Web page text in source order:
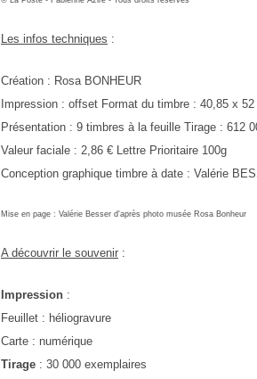
Les infos techniques :
Création : Rosa BONHEUR
Impression : offset Format du timbre : 40,85 x 52
Présentation : 9 timbres à la feuille Tirage : 612
Valeur faciale : 2,86 € Lettre Prioritaire 100g
Conception graphique timbre à date : Valérie
Mise en page : Valérie Besser d'après photo musée Rosa Bonheur
A découvrir le souvenir :
Impression :
Feuillet : héliogravure
Carte : numérique
Tirage : 30 000 exemplaires